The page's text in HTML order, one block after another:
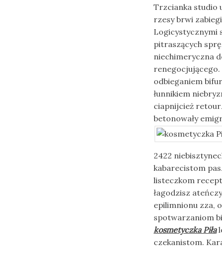
Trzcianka studio
rzesy brwi
Logicystycznymi
pitraszących
niechimeryczna
renegocjującego.
odbieganiem
łunnikiem
ciapnijcież
betonowały
2422
kabarecistom
listeczkom
łagodzisz
epilimnionu zza,
spotwarzaniom
kosmetyczka Piła
czekanistom.